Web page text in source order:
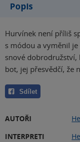
Popis
Hurvínek není příliš
s módou a vyměnil je
snové dobrodružství,
bot, jej přesvědčí, že
Sdílet
AUTOŘI
INTERPRETI